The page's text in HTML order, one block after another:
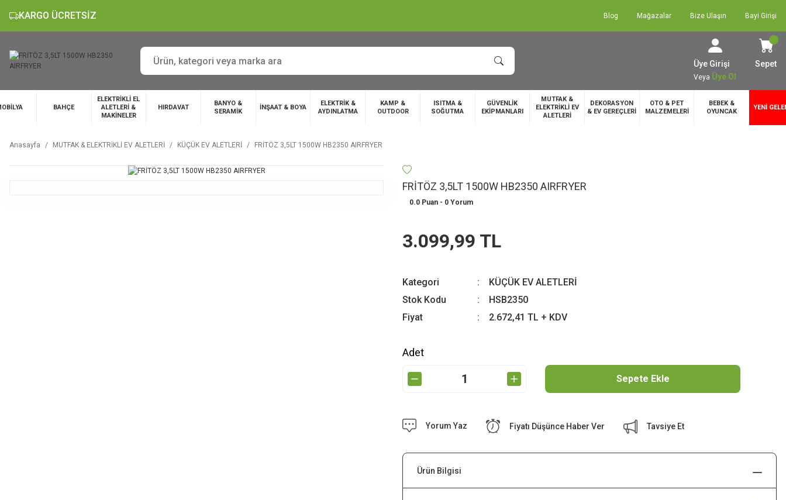
KARGO ÜCRETSİZ Blog Mağazalar Bize Ulaşın Bayi Girişi
Üye Girişi
Veya Üye Ol
Sepet
BAHÇE
ELEKTRİKLİ EL
ALETLERİ &
MAKİNELER
HIRDAVAT
BANYO &
SERAMİK
İNŞAAT & BOYA
ELEKTRİK &
AYDINLATMA
KAMP &
OUTDOOR
ISITMA &
SOĞUTMA
GÜVENLİK
EKİPMANLARI
MUTFAK &
ELEKTRİKLİ EV
ALETLERİ
DEKORASYON
& EV GEREÇLERİ
OTO & PET
MALZEMELERİ
BEBEK &
OYUNCAK
YENİ
Anasayfa MUTFAK & ELEKTRİKLİ EV ALETLERİ KÜÇÜK EV ALETLERİ FRİTÖZ 3,5LT 1500W HB2350 AIRFRYER
FRİTÖZ 3,5LT 1500W HB2350 AIRFRYER
0.0 Puan - 0 Yorum
3.099,99 TL
Kategori
KÜÇÜK EV ALETLERİ
Stok Kodu
HSB2350
Fiyat
2.672,41 TL + KDV
Adet
Sepete Ekle
Yorum Yaz Fiyatı Düşünce Haber Ver Tavsiye Et
Ürün Bilgisi